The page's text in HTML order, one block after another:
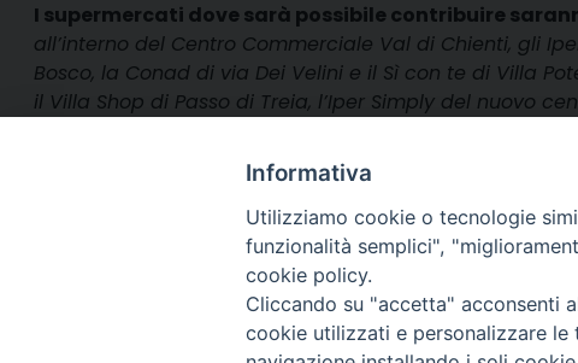
I supermercati dove sarà possibile contribuire
all’interno del Centro Commerciale Val di Chienti, gli
Bosco, la Conad di via Dei Velini e il Sì con te di Villa
il Villa Shop di Passo di Treia, l’Iper Simply del nuovo
Registrazione
Direttore
Direttore
Informativa
Utilizziamo cookie o tecnologie
funzionalità semplici",
cookie policy.
Cliccando su "accetta" acconsenti
cookie utilizzati e personalizzare